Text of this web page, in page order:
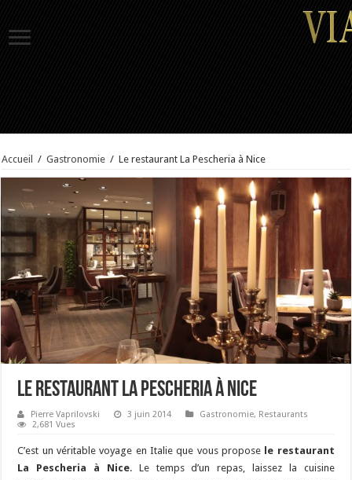
Accueil / Gastronomie / Le restaurant La Pescheria à Nice
Le restaurant La Pescheria à Nice
Pierre Vaprilovski 3 juin 2014 Gastronomie, Restaurants
2,681 Vues
C’est un véritable voyage en Italie que vous propose le restaurant
La Pescheria à Nice. Le temps d’un repas, laissez la cuisine